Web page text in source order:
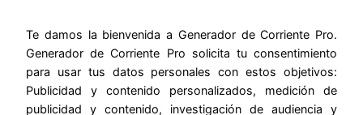
BLUETTI
BLUEETI EB3A
BLUETTI EB55
BLUETTI AC70
Te damos la bienvenida a Generador de Corriente Pro.
Generador de Corriente Pro solicita tu consentimiento
para usar tus datos personales con estos objetivos:
Publicidad y contenido personalizados, medición de
publicidad y contenido, investigación de audiencia y